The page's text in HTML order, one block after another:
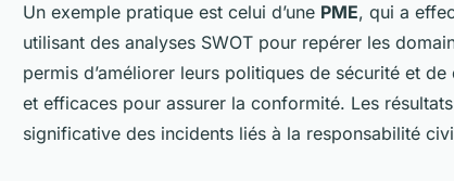
Un exemple pratique est celui d’une PME, qui a
utilisant des analyses SWOT pour repérer les
permis d’améliorer leurs politiques de sécurité et
et efficaces pour assurer la conformité. Les
significative des incidents liés à la responsabilité